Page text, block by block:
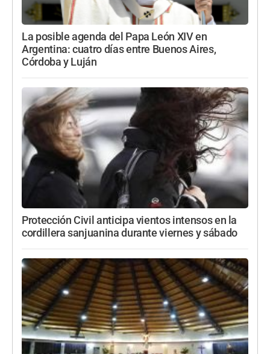
La posible agenda del Papa León XIV en
Argentina: cuatro días entre Buenos Aires,
Córdoba y Luján
Protección Civil anticipa vientos intensos en la
cordillera sanjuanina durante viernes y sábado